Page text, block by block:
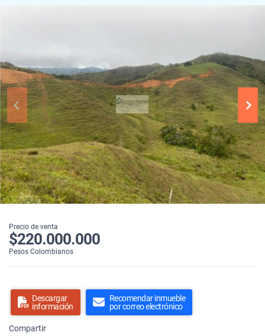
Precio de venta
$220.000.000
Pesos Colombianos
Descargar
información
Recomendar inmueble
por correo electrónico
Compartir